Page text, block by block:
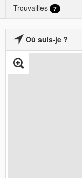
Trouvailles 7
Où suis-je ?